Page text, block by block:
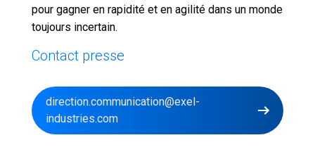
pour gagner en rapidité et en agilité dans un monde
toujours incertain.
Contact presse
direction.communication@exel-
industries.com